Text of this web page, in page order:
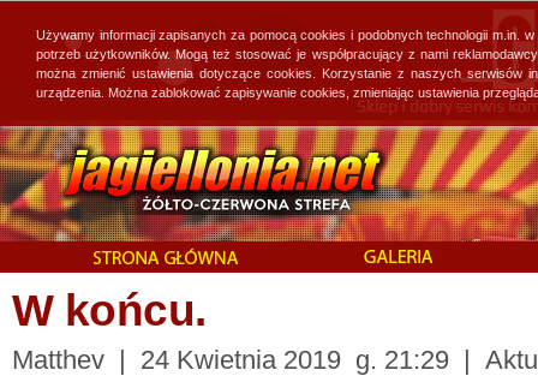
W końcu.
Matthev | 24 Kwietnia 2019 g. 21:29 |
Używamy informacji zapisanych za pomocą cookies i podobnych technologii
potrzeb użytkowników. Mogą też stosować je współpracujący z nami
można zmienić ustawienia dotyczące cookies. Korzystanie z naszych
urządzenia. Można zablokować zapisywanie cookies, zmieniając ustawienia